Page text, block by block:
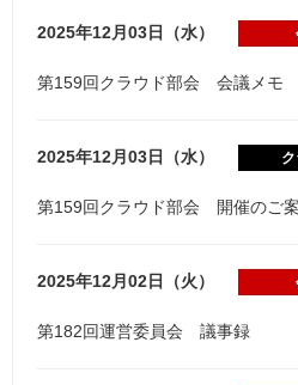
2025年12月03日（水）
第159回クラウド部会 会議メモ
2025年12月03日（水）
第159回クラウド部会 開催のご
2025年12月02日（火）
第182回運営委員会 議事録